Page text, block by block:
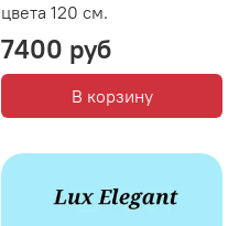
цвета 120 см.
7400 руб
В корзину